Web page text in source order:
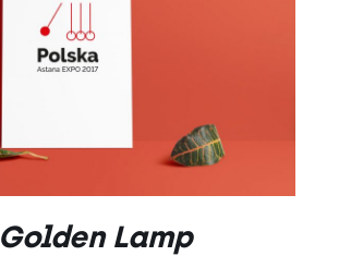
Oceniono
5.00
DODAJ DO KOSZYKA
Golden Lamp